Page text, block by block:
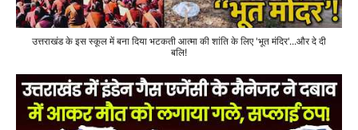
उत्तराखंड के इस स्कूल में बना दिया भटकती आत्मा की शांति के लिए 'भूत मंदिर'...और दे दी
बलि!